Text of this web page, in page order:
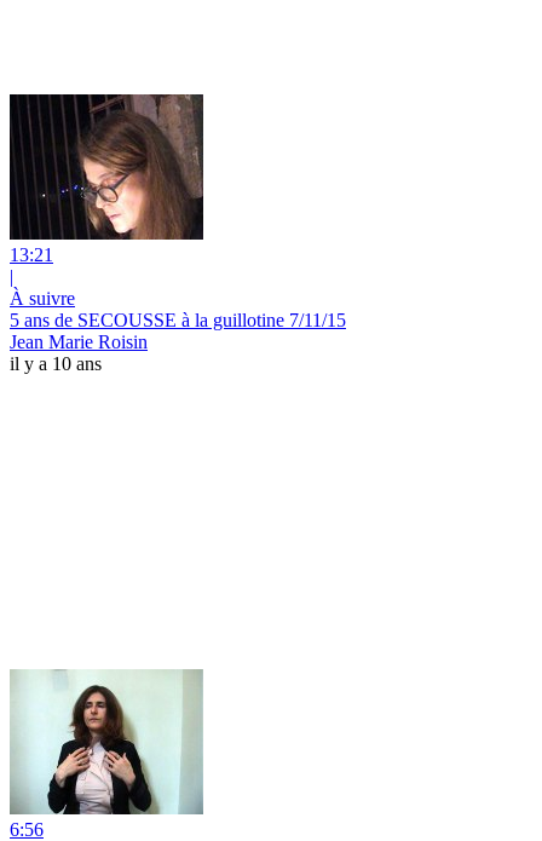
13:21
|
À suivre
5 ans de SECOUSSE à la guillotine 7/11/15
Jean Marie Roisin
il y a 10 ans
6:56